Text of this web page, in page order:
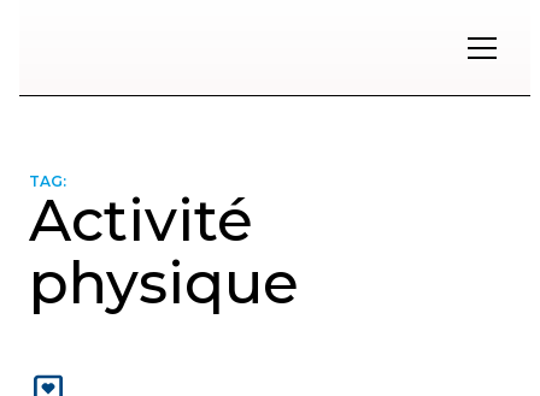
TAG:
Activité
physique
Restons
contact
Inscrivez-
vous
à
notre
infolettre
à